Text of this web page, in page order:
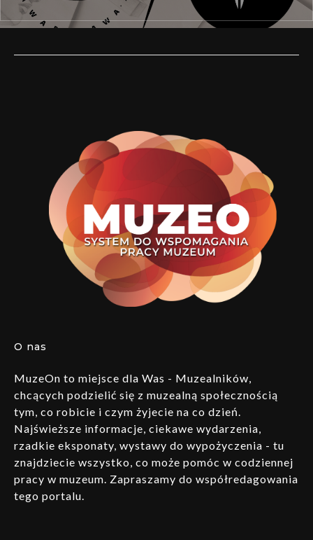
O nas
MuzeOn to miejsce dla Was - Muzealników,
chcących podzielić się z muzealną społecznością
tym, co robicie i czym żyjecie na co dzień.
Najświeższe informacje, ciekawe wydarzenia,
rzadkie eksponaty, wystawy do wypożyczenia - tu
znajdziecie wszystko, co może pomóc w codziennej
pracy w muzeum. Zapraszamy do współredagowania
tego portalu.